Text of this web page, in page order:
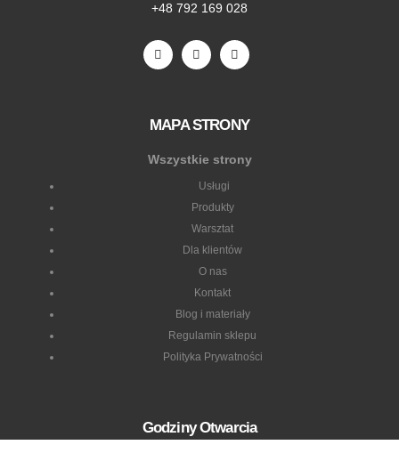
Wszystkie strony
Usługi
Produkty
O nas
Blog i materiały
Regulamin sklepu
Polityka Prywatności
Godziny Otwarcia
Sobota: zamknięte